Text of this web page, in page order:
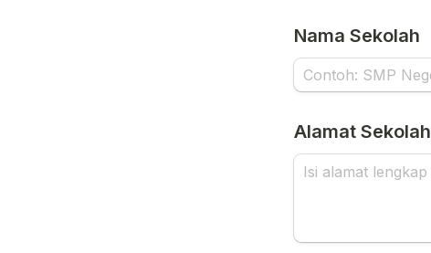
Nama Sekolah
Alamat Sekolah